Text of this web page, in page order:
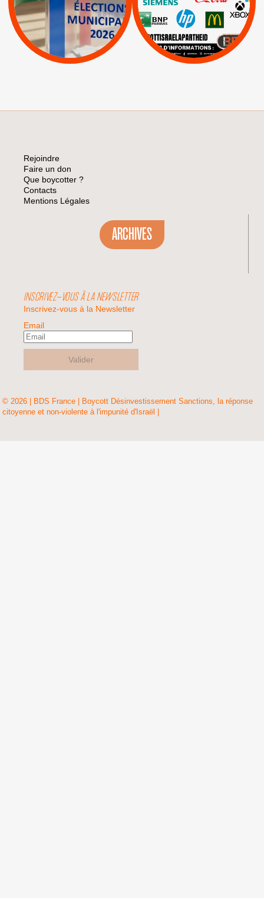
Espaces Sans
Apartheid
| Lettres d'interpellation
Pétitions
Mehadrin | PUMA
Sodastream |
Visuels, tracts,
affiches,...
Rejoindre
Faire un don
Que boycotter ?
Contacts
Mentions Légales
ARCHIVES
INSCRIVEZ-VOUS À LA NEWSLETTER
Inscrivez-vous à la Newsletter
Email
Valider
© 2026 | BDS France | Boycott Désinvestissement Sanctions, la réponse
citoyenne et non-violente à l'impunité d'Israël |